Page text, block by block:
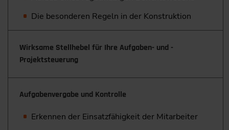
Die besonderen Regeln in der Konstruktion
Wirksame Stellhebel für Ihre Aufgaben- und ­
Projektsteuerung
Aufgabenvergabe und Kontrolle
Erkennen der Einsatzfähigkeit der Mitarbeiter